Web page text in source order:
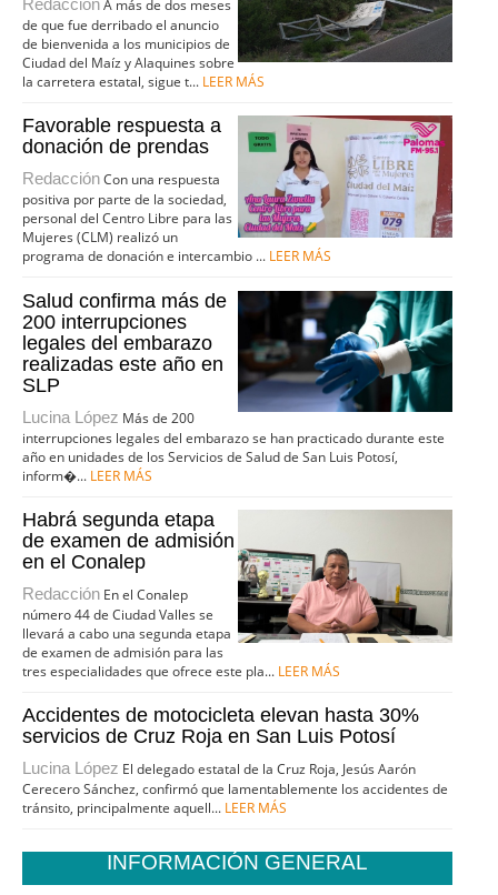
A más de dos meses
de que fue derribado el anuncio
de bienvenida a los municipios de
Ciudad del Maíz y Alaquines sobre
la carretera estatal, sigue t... LEER MÁS
Favorable respuesta a
donación de prendas
RedacciónCon una respuesta
positiva por parte de la sociedad,
personal del Centro Libre para las
Mujeres (CLM) realizó un
programa de donación e intercambio ... LEER MÁS
Salud confirma más de
200 interrupciones
legales del embarazo
realizadas este año en
SLP
Lucina López Más de 200
interrupciones legales del embarazo se han practicado durante este
año en unidades de los Servicios de Salud de San Luis Potosí,
inform�... LEER MÁS
Habrá segunda etapa
de examen de admisión
en el Conalep
Redacción En el Conalep
número 44 de Ciudad Valles se
llevará a cabo una segunda etapa
de examen de admisión para las
tres especialidades que ofrece este pla... LEER MÁS
Accidentes de motocicleta elevan hasta 30%
servicios de Cruz Roja en San Luis Potosí
Lucina López El delegado estatal de la Cruz Roja, Jesús Aarón
Cerecero Sánchez, confirmó que lamentablemente los accidentes de
tránsito, principalmente aquell... LEER MÁS
INFORMACIÓN GENERAL